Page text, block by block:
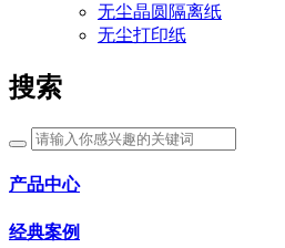
无尘晶圆隔离纸
无尘打印纸
搜索
产品中心
经典案例